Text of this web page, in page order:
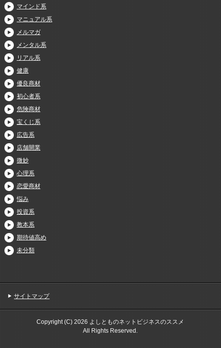
マインド系
マニュアル系
メルマガ
メンタル系
リアル系
健康
優良商材
初心者系
危険商材
宝くじ系
広告系
店舗開業
微妙
心理系
恋愛商材
悩み
投資系
教本系
期待値高め
未分類
サイトマップ
Copyright (C) 2026 よしとものネットビジネスのススメ
All Rights Reserved.